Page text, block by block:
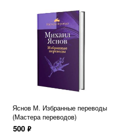
Яснов М. Избранные переводы
(Мастера переводов)
500 ф